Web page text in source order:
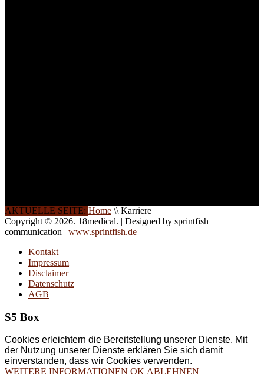
AKTUELLE SEITE: Home \\ Karriere
Copyright © 2026. 18medical. | Designed by sprintfish
communication | www.sprintfish.de
Kontakt
Impressum
Disclaimer
Datenschutz
AGB
S5 Box
Cookies erleichtern die Bereitstellung unserer Dienste. Mit
der Nutzung unserer Dienste erklären Sie sich damit
einverstanden, dass wir Cookies verwenden.
WEITERE INFORMATIONEN OK ABLEHNEN